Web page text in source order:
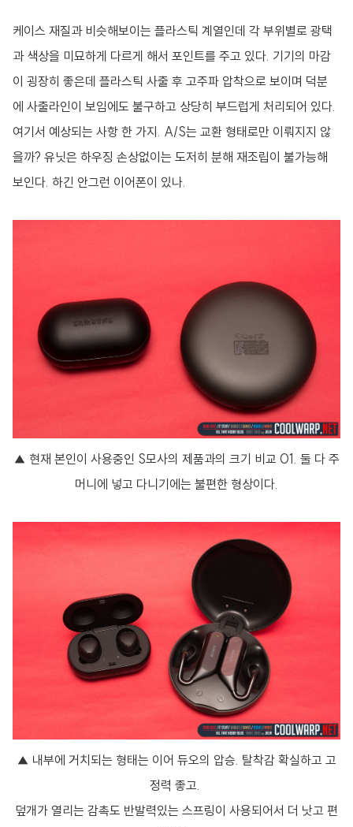
케이스 재질과 비슷해보이는 플라스틱 계열인데 각 부위별로 광택
과 색상을 미묘하게 다르게 해서 포인트를 주고 있다. 기기의 마감
이 굉장히 좋은데 플라스틱 사출 후 고주파 압착으로 보이며 덕분
에 사출라인이 보임에도 불구하고 상당히 부드럽게 처리되어 있다.
여기서 예상되는 사항 한 가지. A/S는 교환 형태로만 이뤄지지 않
을까? 유닛은 하우징 손상없이는 도저히 분해 재조립이 불가능해
보인다. 하긴 안그런 이어폰이 있나.
▲ 현재 본인이 사용중인 S모사의 제품과의 크기 비교 01. 둘 다 주
머니에 넣고 다니기에는 불편한 형상이다.
▲ 내부에 거치되는 형태는 이어 듀오의 압승. 탈착감 확실하고 고
정력 좋고.
덮개가 열리는 감촉도 반발력있는 스프링이 사용되어서 더 낫고 편